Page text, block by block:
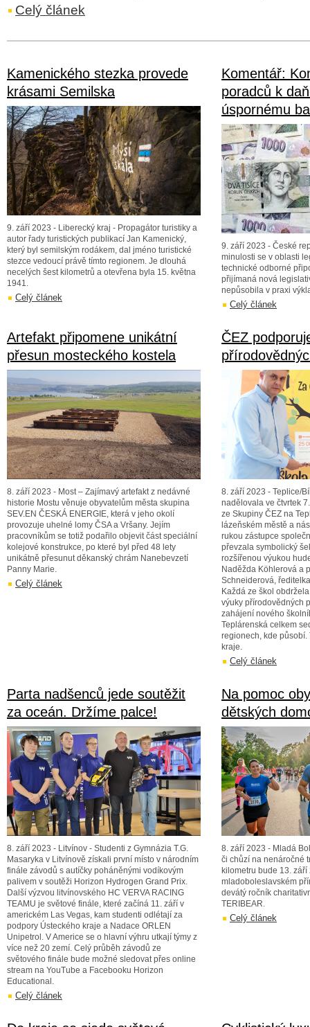
Celý článek
Kamenického stezka provede
krásami Semilska
9. září 2023 - Liberecký kraj - Propagátor turistiky a
autor řady turistických publikací Jan Kamenický,
který byl semilským rodákem, dal jméno turistické
stezce vedoucí právě tímto regionem. Je dlouhá
necelých šest kilometrů a otevřena byla 15. května
1941.
Celý článek
Komentář:
poradců k
úspornému
9. září 2023 - České
minulosti se v oblasti
technické odborné
přijímaná nová
nepůsobila v praxi
Celý článek
Artefakt připomene unikátní
přesun mosteckého kostela
8. září 2023 - Most – Zajímavý artefakt z nedávné
historie Mostu věnuje obyvatelům města skupina
SEV.EN ČESKÁ ENERGIE, která v jeho okolí
provozuje uhelné lomy ČSA a Vršany. Jejím
pracovníkům se totiž podařilo objevit část speciální
kolejové konstrukce, po které byl před 48 lety
unikátně přesunut děkanský chrám Nanebevzetí
Panny Marie.
Celý článek
ČEZ
8. září 2023 - Teplice/
nadělovala ve čtvrtek
ze Skupiny ČEZ na
lázeňském městě a
rukou zástupce
převzala symbolický
rozšířenou výukou
Naděžda Köhlerová a
Schneiderová,
Každá ze škol
výuky přírodovědných
zahájení nového
Teplárenská celkem
regionech, kde působí.
kraje.
Celý článek
Parta nadšenců jede soutěžit
za oceán. Držíme palce!
8. září 2023 - Litvínov - Studenti z Gymnázia T.G.
Masaryka v Litvínově získali první místo v národním
finále závodů s autíčky poháněnými vodíkovým
palivem v soutěži Horizon Hydrogen Grand Prix.
Další výzvou litvínovského HC VERVA RACING
TEAMU je světové finále, které začíná 11. září v
americkém Las Vegas, kam studenti odlétají za
podpory Ústeckého kraje a Nadace ORLEN
Unipetrol. V Americe se o hlavní výhru utkají týmy z
více než 20 zemí. Celý průběh závodů ze
světového finále bude možné sledovat přes online
stream na YouTube a Facebooku Horizon
Educational.
Celý článek
Na pomoc
dětských
8. září 2023 - Mladá
či chůzí na nenáročné
kilometru bude 13. září
mladoboleslavském
devátý ročník
TERIBEAR.
Celý článek